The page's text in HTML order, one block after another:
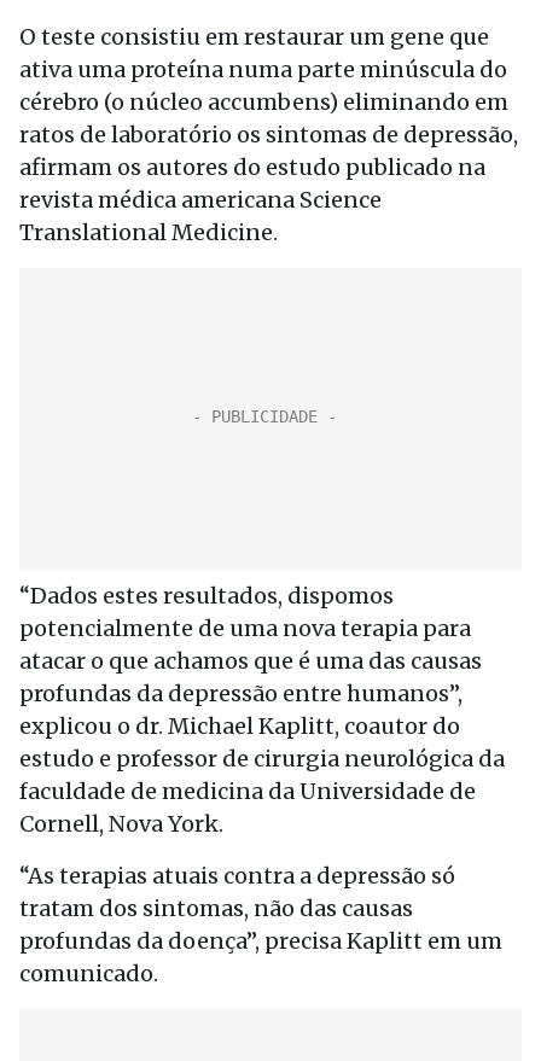
O teste consistiu em restaurar um gene que
ativa uma proteína numa parte minúscula do
cérebro (o núcleo accumbens) eliminando em
ratos de laboratório os sintomas de depressão,
afirmam os autores do estudo publicado na
revista médica americana Science
Translational Medicine.
“Dados estes resultados, dispomos
potencialmente de uma nova terapia para
atacar o que achamos que é uma das causas
profundas da depressão entre humanos”,
explicou o dr. Michael Kaplitt, coautor do
estudo e professor de cirurgia neurológica da
faculdade de medicina da Universidade de
Cornell, Nova York.
“As terapias atuais contra a depressão só
tratam dos sintomas, não das causas
profundas da doença”, precisa Kaplitt em um
comunicado.